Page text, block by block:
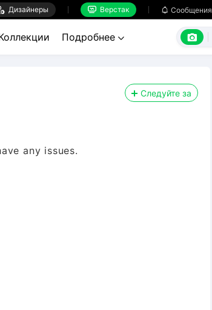
Дизайнеры  Верстак  Сообщения
Подробнее  
Следуйте за
any issues.